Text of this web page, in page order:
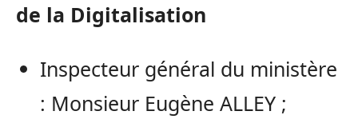
de la Digitalisation
Inspecteur général du ministère
: Monsieur Eugène ALLEY ;